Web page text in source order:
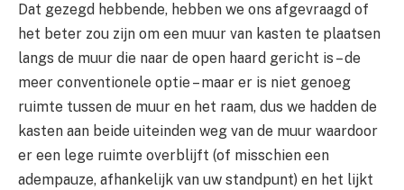
Dat gezegd hebbende, hebben we ons afgevraagd of
het beter zou zijn om een ​​muur van kasten te plaatsen
langs de muur die naar de open haard gericht is – de
meer conventionele optie – maar er is niet genoeg
ruimte tussen de muur en het raam, dus we hadden de
kasten aan beide uiteinden weg van de muur waardoor
er een lege ruimte overblijft (of misschien een
adempauze, afhankelijk van uw standpunt) en het lijkt